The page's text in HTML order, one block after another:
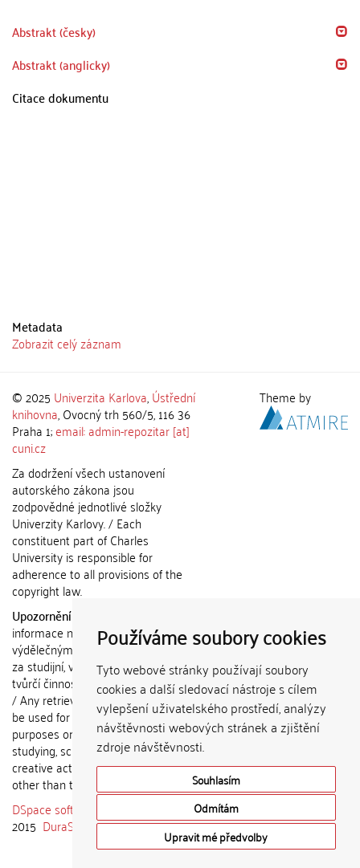
Používáme soubory cookies
Tyto webové stránky používají soubory
cookies a další sledovací nástroje s cílem
vylepšení uživatelského prostředí, analýzy
návštěvnosti webových stránek a zjištění
zdroje návštěvnosti.
Souhlasím
Odmítám
Upravit mé předvolby
Abstrakt (česky)
Abstrakt (anglicky)
Citace dokumentu
Metadata
Zobrazit celý záznam
© 2025 Univerzita Karlova,Ústřední
knihovna, Ovocný trh 560/5, 116 36
Praha 1;email: admin-repozitar [at]
cuni.cz
Za dodržení všech ustanovení
autorského zákona jsou
zodpovědné jednotlivé složky
Univerzity Karlovy. / Each
constituent part of Charles
University is responsible for
adherence to all provisions of the
copyright law.
Upozornění / Notice:
informace nemohou být použity k
výdělečným účelům nebo vydávány
za studijní, vědeckou nebo jinou
tvůrčí činnost jiné osoby než autora.
/ Any retrieved information shall not
be used for any commercial
purposes or claimed as results of
studying, scientific or any other
creative activities of any person
other than the author.
DSpace software
copyright © 2002-
2015 DuraSpace
Theme by